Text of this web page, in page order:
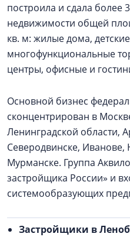
построила и сдала более
недвижимости общей
кв. м: жилые дома,
многофункциональные
центры, офисные и
Основной бизнес
сконцентрирован в
Ленинградской области,
Северодвинске,
Мурманске. Группа
застройщика России» и
системообразующих
Застройщики в